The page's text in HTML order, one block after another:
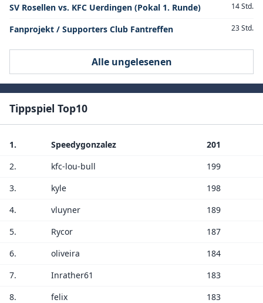
SV Rosellen vs. KFC Uerdingen (Pokal 1. Runde) 14 Std.
Fanprojekt / Supporters Club Fantreffen 23 Std.
Alle ungelesenen
Tippspiel Top10
1. Speedygonzalez
201
2.
kfc-lou-bull
199
3.
kyle
198
4.
vluyner
189
5.
Rycor
187
6.
oliveira
184
7.
Inrather61
183
8.
felix
183